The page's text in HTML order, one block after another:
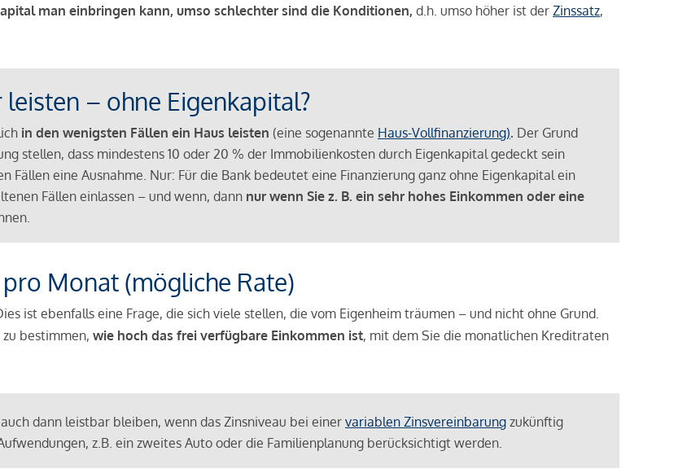
man einbringen kann, umso schlechter sind die Konditionen, d.h. umso höher ist der Zinssatz,
– ohne Eigenkapital?
in den wenigsten Fällen ein Haus leisten (eine sogenannte Haus-Vollfinanzierung). Der Grund
stellen, dass mindestens 10 oder 20 % der Immobilienkosten durch Eigenkapital gedeckt sein
Fällen eine Ausnahme. Nur: Für die Bank bedeutet eine Finanzierung ganz ohne Eigenkapital ein
Fällen einlassen – und wenn, dann nur wenn Sie z. B. ein sehr hohes Einkommen oder eine
Monat (mögliche Rate)
ist ebenfalls eine Frage, die sich viele stellen, die vom Eigenheim träumen – und nicht ohne Grund.
bestimmen, wie hoch das frei verfügbare Einkommen ist, mit dem Sie die monatlichen Kreditraten
dann leistbar bleiben, wenn das Zinsniveau bei einer variablen Zinsvereinbarung zukünftig
z.B. ein zweites Auto oder die Familienplanung berücksichtigt werden.